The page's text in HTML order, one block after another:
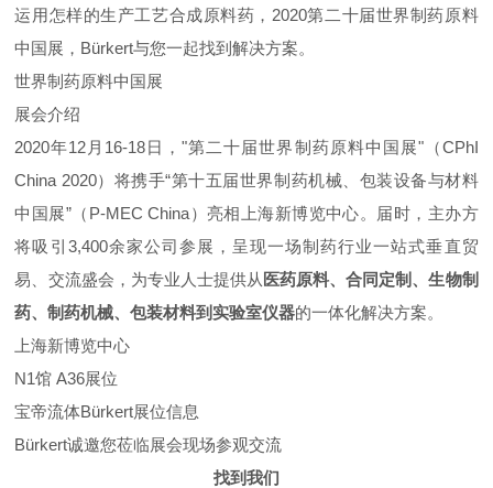
运用怎样的生产工艺合成原料药，2020第二十届世界制药原料
中国展， Bürkert与您一起找到解决方案。
世界制药原料中国展
展会介绍
2020年12月16-18日，"第二十届世界制药原料中国展"（CPhI
China 2020）将携手“第十五届世界制药机械、包装设备与材料
中国展”（P-MEC China）亮相上海新博览中心。届时，主办方
将吸引3,400余家公司参展，呈现一场制药行业一站式垂直贸
易、交流盛会，为专业人士提供从 医药原料、合同定制、生物制
药、制药机械、包装材料到实验室仪器的一体化解决方案。
上海新博览中心
N1馆 A36展位
宝帝流体Bürkert展位信息
Bürkert诚邀您莅临展会现场参观交流
找到我们